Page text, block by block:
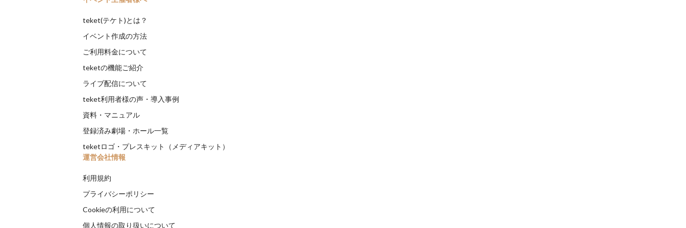
teket(テケト)とは？
イベント作成の方法
ご利用料金について
teketの機能ご紹介
ライブ配信について
teket利用者様の声・導入事例
資料・マニュアル
登録済み劇場・ホール一覧
teketロゴ・プレスキット（メディアキット）
運営会社情報
利用規約
プライバシーポリシー
Cookieの利用について
個人情報の取り扱いについて